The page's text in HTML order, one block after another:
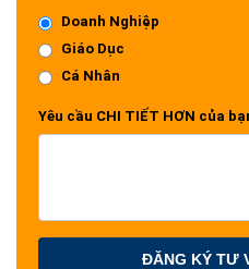
Doanh Nghiệp
Giáo Dục
Cá Nhân
Yêu cầu CHI TIẾT HƠN của
ĐĂNG KÝ TƯ